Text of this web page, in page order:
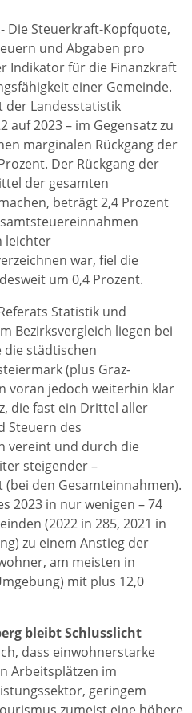
Die Steuerkraft-Kopfquote,
und Abgaben pro
Indikator für die Finanzkraft
einer Gemeinde.
der Landesstatistik
auf 2023 – im Gegensatz zu
marginalen Rückgang der
Der Rückgang der
der gesamten
beträgt 2,4 Prozent
leichter
war, fiel die
um 0,4 Prozent.
Statistik und
Bezirksvergleich liegen bei
städtischen
(plus Graz-
voran jedoch weiterhin klar
die fast ein Drittel aller
Steuern des
vereint und durch die
steigender –
den Gesamteinnahmen).
2023 in nur wenigen – 74
(2022 in 285, 2021 in
zu einem Anstieg der
am meisten in
mit plus 12,0
bleibt Schlusslicht
dass einwohnerstarke
Arbeitsplätzen im
geringem